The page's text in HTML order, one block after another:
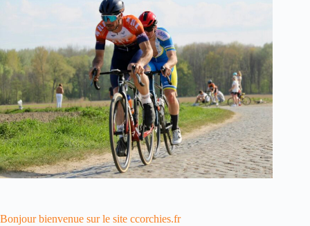
Bonjour bienvenue sur le site ccorchies.fr